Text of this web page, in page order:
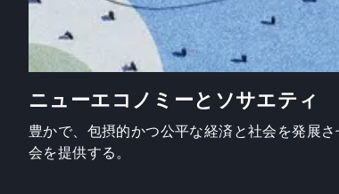
ニューエコノミーとソサエティ
豊かで、包摂的かつ公平な経済と社会を発展
会を提供する。